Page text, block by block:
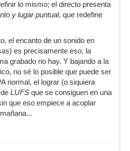
lo mismo; el directo presenta
y lugar puntual, que redefine
el encanto de un sonido en
es precisamente eso, la
grabado no hay. Y bajando a la
no sé lo posible que puede ser
normal, el lograr (o siquiera
LUFS que se consiguen en una
que eso empiece a acoplar